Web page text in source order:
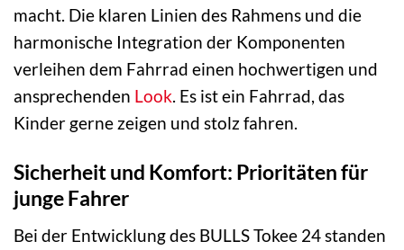
macht. Die klaren Linien des Rahmens und die
harmonische Integration der Komponenten
verleihen dem Fahrrad einen hochwertigen und
ansprechenden Look. Es ist ein Fahrrad, das
Kinder gerne zeigen und stolz fahren.
Sicherheit und Komfort: Prioritäten für
junge Fahrer
Bei der Entwicklung des BULLS Tokee 24 standen